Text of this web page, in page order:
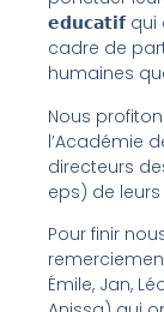
𝗲𝗱𝘂𝗰𝗮𝘁𝗶𝗳
cadre de
humaines
Nous
l’Académie
directeurs
eps) de
Pour finir
Émile, Jan,